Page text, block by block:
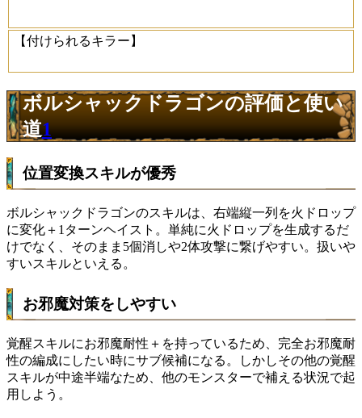
【付けられるキラー】
ボルシャックドラゴンの評価と使い
道1
位置変換スキルが優秀
ボルシャックドラゴンのスキルは、右端縦一列を火ドロップ
に変化＋1ターンヘイスト。単純に火ドロップを生成するだ
けでなく、そのまま5個消しや2体攻撃に繋げやすい。扱いや
すいスキルといえる。
お邪魔対策をしやすい
覚醒スキルにお邪魔耐性＋を持っているため、完全お邪魔耐
性の編成にしたい時にサブ候補になる。しかしその他の覚醒
スキルが中途半端なため、他のモンスターで補える状況で起
用しよう。